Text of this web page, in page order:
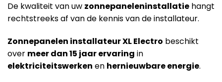
De kwaliteit van uw zonnepaneleninstallatie hangt
rechtstreeks af van de kennis van de installateur.
Zonnepanelen installateur XL Electro beschikt
over meer dan 15 jaar ervaring in
elektriciteitswerken en hernieuwbare energie.